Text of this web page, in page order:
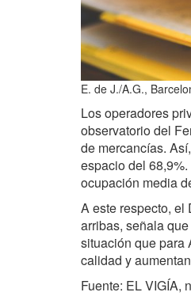
E. de J./A.G.,
Los operadores
observatorio del
de mercancías.
espacio del
ocupación media
A este respecto, el
arribas, señala
situación que para
calidad y
Fuente: EL VIGÍA,